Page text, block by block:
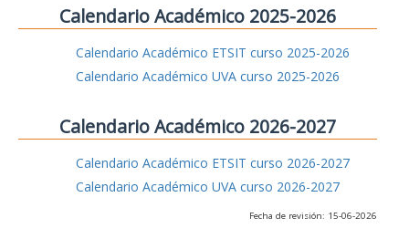
Calendario Académico 2025-2026
Calendario Académico ETSIT curso 2025-2026
Calendario Académico UVA curso 2025-2026
Calendario Académico 2026-2027
Calendario Académico ETSIT curso 2026-2027
Calendario Académico UVA curso 2026-2027
Fecha de revisión: 15-06-2026